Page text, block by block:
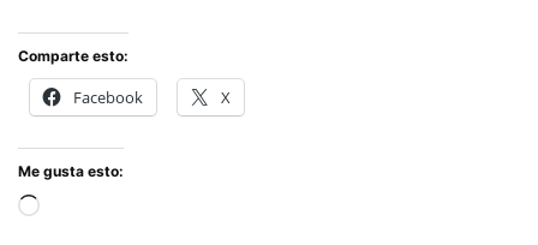
Comparte esto:
Facebook X
Me gusta esto:
Cargando...